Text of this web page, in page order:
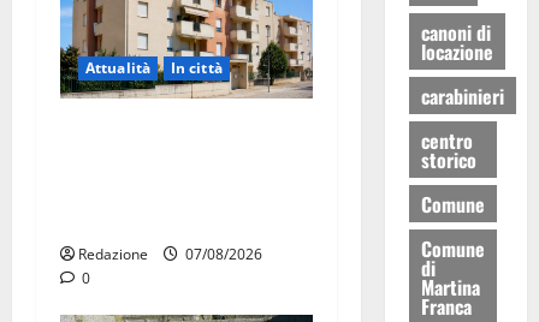
Attualità In città
Redazione
07/08/2026
0
canoni di
locazione
carabinieri
centro
storico
Comune
Comune
di
Martina
Franca